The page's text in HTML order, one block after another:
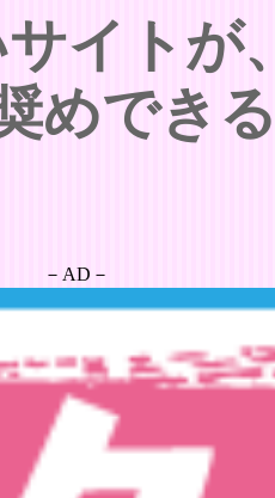
イトが
めでき
－AD－